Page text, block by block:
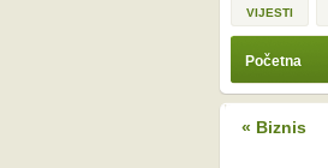
VIJESTI
Početna
« Biznis